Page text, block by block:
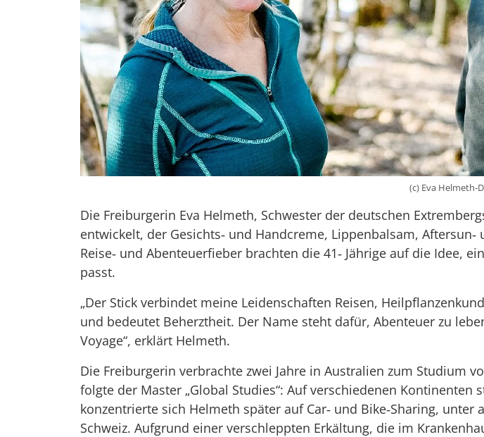
(c) Eva Helmeth-
Die Freiburgerin Eva Helmeth, Schwester der deutschen
entwickelt, der Gesichts‐ und Handcreme, Lippenbalsam,
Reise‐ und Abenteuerfieber brachten die 41‐ Jährige auf die Idee,
passt.
„Der Stick verbindet meine Leidenschaften Reisen,
und bedeutet Beherztheit. Der Name steht dafür, Abenteuer zu
Voyage“, erklärt Helmeth.
Die Freiburgerin verbrachte zwei Jahre in Australien zum Studium
folgte der Master „Global Studies“: Auf verschiedenen
konzentrierte sich Helmeth später auf Car‐ und Bike‐Sharing,
Schweiz. Aufgrund einer verschleppten Erkältung, die im